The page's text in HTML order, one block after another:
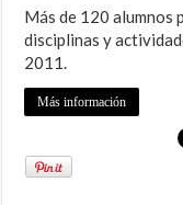
Más de 120 alumnos
disciplinas y
2011.
Más información